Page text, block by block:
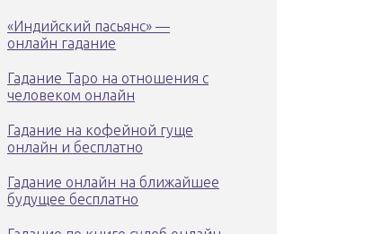
«Индийский пасьянс» —
онлайн гадание
Гадание Таро на отношения с
человеком онлайн
Гадание на кофейной гуще
онлайн и бесплатно
Гадание онлайн на ближайшее
будущее бесплатно